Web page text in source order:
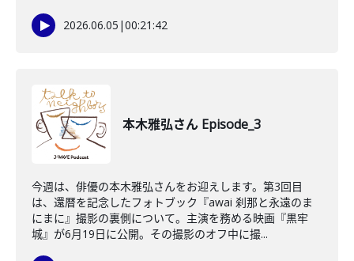
2026.06.05 |00:21:42
本木雅弘さん Episode_3
今週は、俳優の本木雅弘さんをお迎えします。第3回目
は、還暦を記念したフォトブック『awai 刹那と永遠のま
にまに』撮影の裏側について。主演を務める映画『黒牢
城』が6月19日に公開。その撮影のオフ中に撮...